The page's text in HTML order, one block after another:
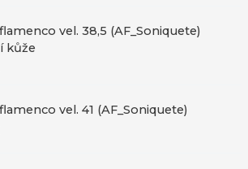
vel. 38,5 (AF_Soniquete)
kůže
vel. 41 (AF_Soniquete)